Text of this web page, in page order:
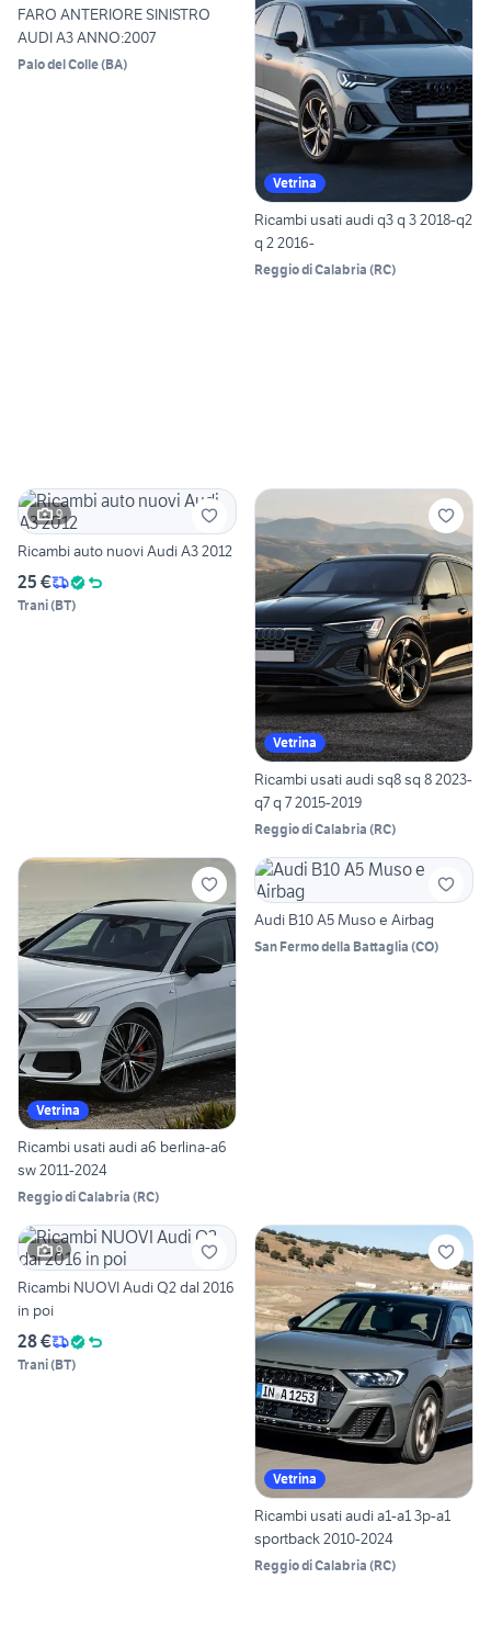
FARO ANTERIORE SINISTRO
AUDI A3 ANNO:2007
Palo del Colle(BA)
Vetrina
Ricambi usati audi q3 q 3 2018-q2
q 2 2016-
Reggio di Calabria (RC)
9
Ricambi auto nuovi Audi A3 2012
25 €
Trani(BT)
Vetrina
Ricambi usati audi sq8 sq 8 2023-
q7 q 7 2015-2019
Reggio di Calabria (RC)
Vetrina
Ricambi usati audi a6 berlina-a6
sw 2011-2024
Reggio di Calabria (RC)
Audi B10 A5 Muso e Airbag
San Fermo della Battaglia (CO)
9
Ricambi NUOVI Audi Q2 dal 2016
in poi
28 €
Trani(BT)
Vetrina
Ricambi usati audi a1-a1 3p-a1
sportback 2010-2024
Reggio di Calabria (RC)